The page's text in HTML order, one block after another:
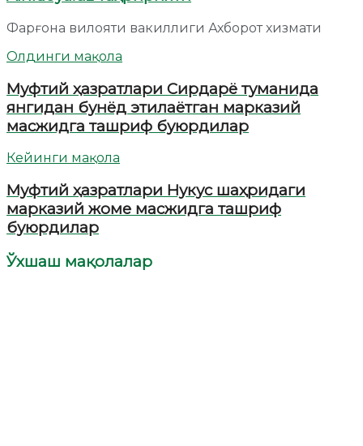
Фарғона вилояти вакиллиги Ахборот хизмати
Олдинги мақола
Муфтий ҳазратлари Сирдарё туманида
янгидан бунёд этилаётган марказий
масжидга ташриф буюрдилар
Кейинги мақола
Муфтий ҳазратлари Нукус шаҳридаги
марказий жоме масжидга ташриф
буюрдилар
Ўхшаш мақолалар